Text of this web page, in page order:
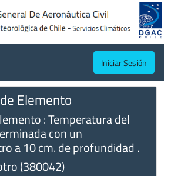
Iniciar Sesión
Elemento
: Temperatura del
con un
a 10 cm. de profundidad .
(380042)